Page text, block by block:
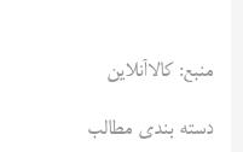
منبع: کالاآنلاین
دسته بندی مطالب